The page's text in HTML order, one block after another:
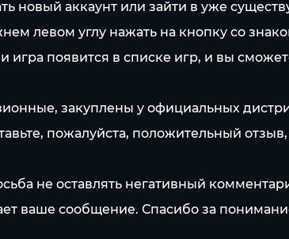
новый аккаунт или зайти в уже
левом углу нажать на кнопку со
игра появится в списке игр, и вы
закуплены у официальных
пожалуйста, положительный
не оставлять негативный
ваше сообщение. Спасибо за